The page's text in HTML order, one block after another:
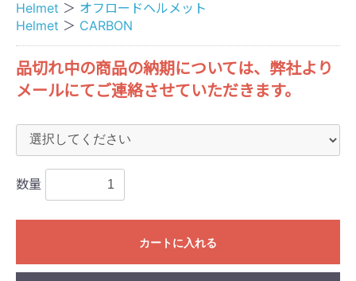
Helmet ＞ オフロードヘルメット
Helmet ＞ CARBON
品切れ中の商品の納期については、弊社より
メールにてご連絡させていただきます。
数量
カートに入れる